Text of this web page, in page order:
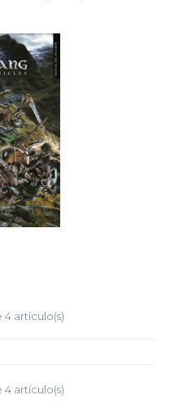
4 artículo(s)
4 artículo(s)